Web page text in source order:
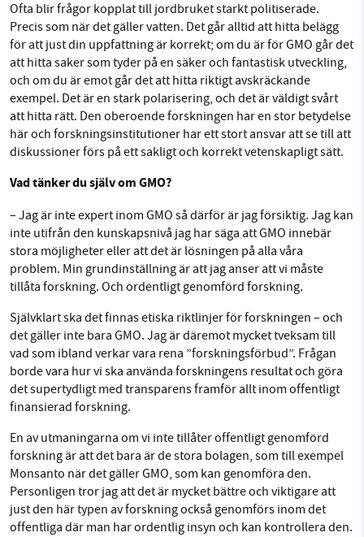
Ofta blir frågor kopplat till jordbruket starkt politiserade.
Precis som när det gäller vatten. Det går alltid att hitta belägg
för att just din uppfattning är korrekt; om du är för GMO går det
att hitta saker som tyder på en säker och fantastisk utveckling,
och om du är emot går det att hitta riktigt avskräckande
exempel. Det är en stark polarisering, och det är väldigt svårt
att hitta rätt. Den oberoende forskningen har en stor betydelse
här och forskningsinstitutioner har ett stort ansvar att se till att
diskussioner förs på ett sakligt och korrekt vetenskapligt sätt.
Vad tänker du själv om GMO?
– Jag är inte expert inom GMO så därför är jag försiktig. Jag kan
inte utifrån den kunskapsnivå jag har säga att GMO innebär
stora möjligheter eller att det är lösningen på alla våra
problem. Min grundinställning är att jag anser att vi måste
tillåta forskning. Och ordentligt genomförd forskning.
Självklart ska det finnas etiska riktlinjer för forskningen – och
det gäller inte bara GMO. Jag är däremot mycket tveksam till
vad som ibland verkar vara rena ”forskningsförbud”. Frågan
borde vara hur vi ska använda forskningens resultat och göra
det supertydligt med transparens framför allt inom offentligt
finansierad forskning.
En av utmaningarna om vi inte tillåter offentligt genomförd
forskning är att det bara är de stora bolagen, som till exempel
Monsanto när det gäller GMO, som kan genomföra den.
Personligen tror jag att det är mycket bättre och viktigare att
just den här typen av forskning också genomförs inom det
offentliga där man har ordentlig insyn och kan kontrollera den.